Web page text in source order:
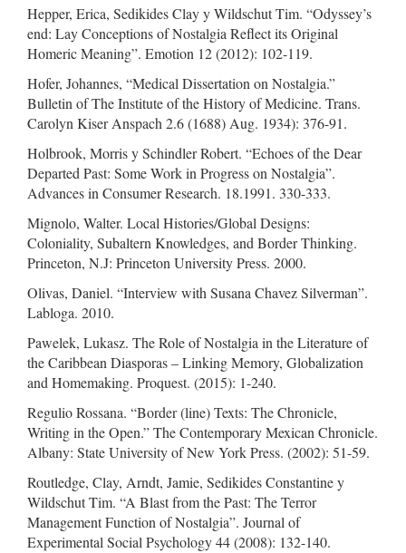
Hepper, Erica, Sedikides Clay y Wildschut Tim. “Odyssey’s
end: Lay Conceptions of Nostalgia Reflect its Original
Homeric Meaning”. Emotion 12 (2012): 102-119.
Hofer, Johannes, “Medical Dissertation on Nostalgia.”
Bulletin of The Institute of the History of Medicine. Trans.
Carolyn Kiser Anspach 2.6 (1688) Aug. 1934): 376-91.
Holbrook, Morris y Schindler Robert. “Echoes of the Dear
Departed Past: Some Work in Progress on Nostalgia”.
Advances in Consumer Research. 18.1991. 330-333.
Mignolo, Walter. Local Histories/Global Designs:
Coloniality, Subaltern Knowledges, and Border Thinking.
Princeton, N.J: Princeton University Press. 2000.
Olivas, Daniel. “Interview with Susana Chavez Silverman”.
Labloga. 2010.
Pawelek, Lukasz. The Role of Nostalgia in the Literature of
the Caribbean Diasporas – Linking Memory, Globalization
and Homemaking. Proquest. (2015): 1-240.
Regulio Rossana. “Border (line) Texts: The Chronicle,
Writing in the Open.” The Contemporary Mexican Chronicle.
Albany: State University of New York Press. (2002): 51-59.
Routledge, Clay, Arndt, Jamie, Sedikides Constantine y
Wildschut Tim. “A Blast from the Past: The Terror
Management Function of Nostalgia”. Journal of
Experimental Social Psychology 44 (2008): 132-140.